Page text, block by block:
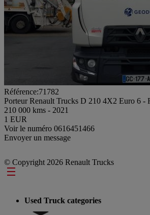
Référence:71782
Porteur Renault Trucks D 210 4X2 Euro 6 -
210 000 kms - 2021
1 EUR
Voir le numéro 0616451466
Envoyer un message
© Copyright 2026 Renault Trucks
Footer
Used Truck categories